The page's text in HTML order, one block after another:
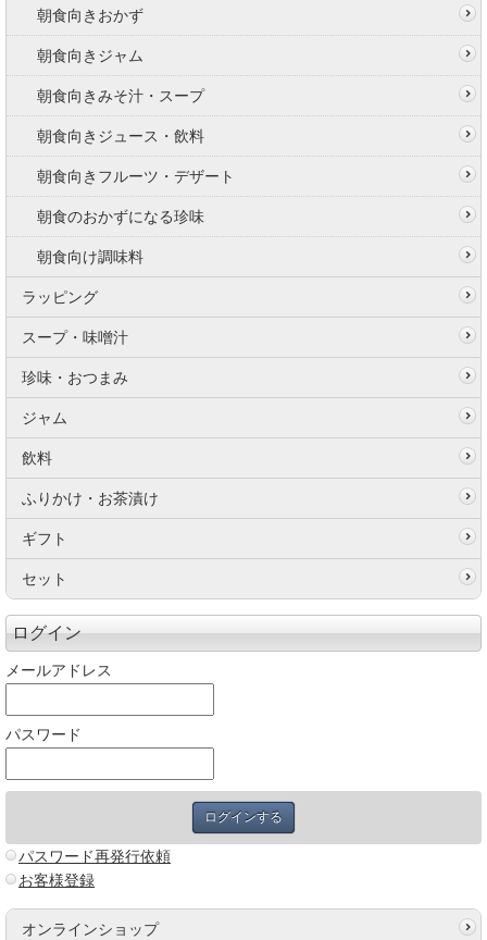
朝食向きおかず
朝食向きジャム
朝食向きみそ汁・スープ
朝食向きジュース・飲料
朝食向きフルーツ・デザート
朝食のおかずになる珍味
朝食向け調味料
ラッピング
スープ・味噌汁
珍味・おつまみ
ジャム
飲料
ふりかけ・お茶漬け
ギフト
セット
ログイン
メールアドレス
パスワード
パスワード再発行依頼
お客様登録
オンラインショップ